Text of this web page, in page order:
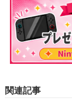
関連記事